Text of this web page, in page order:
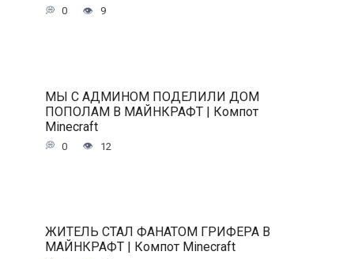
0 9
МЫ С АДМИНОМ ПОДЕЛИЛИ ДОМ
ПОПОЛАМ В МАЙНКРАФТ | Компот
Minecraft
0 12
ЖИТЕЛЬ СТАЛ ФАНАТОМ ГРИФЕРА В
МАЙНКРАФТ | Компот Minecraft